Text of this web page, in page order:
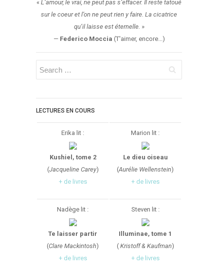
« L’amour, le vrai, ne peut pas s’effacer. Il reste tatoué
sur le coeur et l’on ne peut rien y faire. La cicatrice
qu’il laisse est éternelle. »
— Federico Moccia (T'aimer, encore...)
LECTURES EN COURS
Erika lit :
Kushiel, tome 2
(Jacqueline Carey)
+ de livres
Marion lit :
Le dieu oiseau
(Aurélie Wellenstein)
+ de livres
Nadège lit :
Te laisser partir
(Clare Mackintosh)
+ de livres
Steven lit :
Illuminae, tome 1
(Kristoff & Kaufman)
+ de livres